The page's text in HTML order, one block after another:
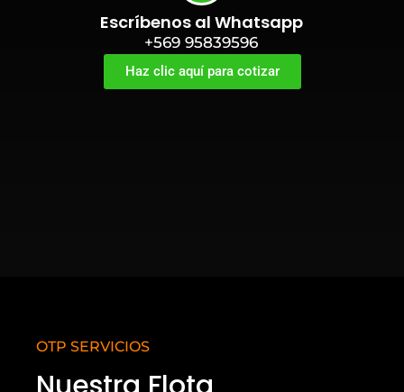
Escríbenos al Whatsapp
+569 95839596
Haz clic aquí para cotizar
OTP SERVICIOS